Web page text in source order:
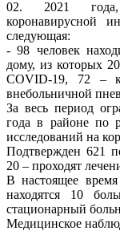
02. 2021 года,
коронавирусной
следующая:
- 98 человек
дому, из которых
COVID-19, 72 –
внебольничной
За весь период
года в районе по
исследований на
Подтвержден 621
20 – проходят
В настоящее
находятся 10
стационарный
Медицинское